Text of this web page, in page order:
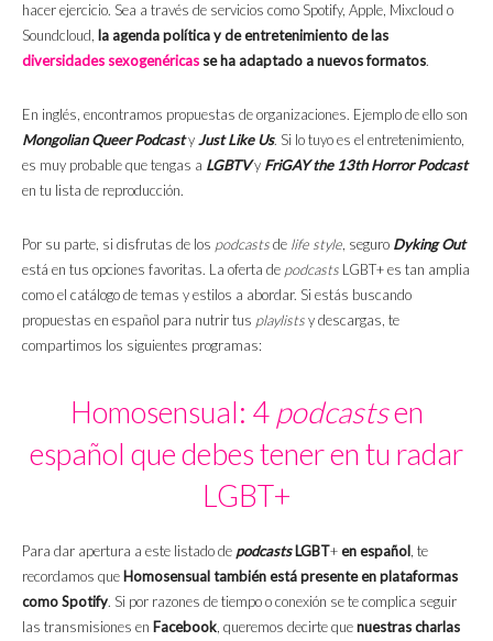
hacer ejercicio. Sea a través de servicios como Spotify, Apple, Mixcloud o
Soundcloud, la agenda política y de entretenimiento de las
diversidades sexogenéricas se ha adaptado a nuevos formatos.
En inglés, encontramos propuestas de organizaciones. Ejemplo de ello son
Mongolian Queer PodcastyJust Like Us. Si lo tuyo es el entretenimiento,
es muy probable que tengas a LGBTVy FriGAYthe 13th Horror Podcast
en tu lista de reproducción.
Por su parte, si disfrutas de los podcastsde life style, seguro Dyking Out
está en tus opciones favoritas. La oferta de podcasts LGBT+ es tan amplia
como el catálogo de temas y estilos a abordar. Si estás buscando
propuestas en español para nutrir tus playlistsy descargas, te
compartimos los siguientes programas:
Homosensual: 4 podcastsen
español que debes tener en tu radar
LGBT+
Para dar apertura a este listado de podcastsLGBT+en español, te
recordamos que Homosensual también está presente en plataformas
como Spotify. Si por razones de tiempo o conexión se te complica seguir
las transmisiones en Facebook, queremos decirte quenuestras charlas